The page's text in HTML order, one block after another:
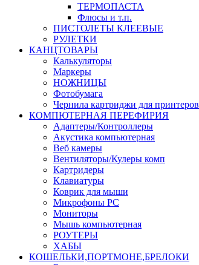
ТЕРМОПАСТА
Флюсы и т.п.
ПИСТОЛЕТЫ КЛЕЕВЫЕ
РУЛЕТКИ
КАНЦТОВАРЫ
Калькуляторы
Маркеры
НОЖНИЦЫ
Фотобумага
Чернила картриджи для принтеров
КОМПЮТЕРНАЯ ПЕРЕФИРИЯ
Адаптеры/Контроллеры
Акустика компьютерная
Веб камеры
Вентиляторы/Кулеры комп
Картридеры
Клавиатуры
Коврик для мыши
Микрофоны PC
Мониторы
Мышь компьютерная
РОУТЕРЫ
ХАБЫ
КОШЕЛЬКИ,ПОРТМОНЕ,БРЕЛОКИ